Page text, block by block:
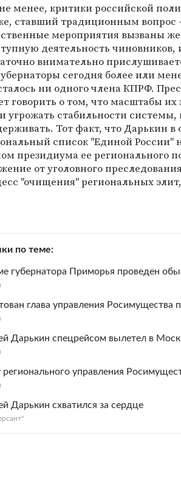
менее, критики российской
ставший традиционным вопрос
мероприятия вызваны
деятельность чиновников,
внимательно
сегодня более или
ни одного члена КПРФ.
говорить о том, что масштабы их
угрожать стабильности
Тот факт, что Дарькин в
список "Единой России"
президиума ее регионального
от уголовного
"очищения" региональных
по теме
губернатора Приморья проведен
глава управления
Дарькин спецрейсом вылетел в
регионального управления
Дарькин схватился за сердце